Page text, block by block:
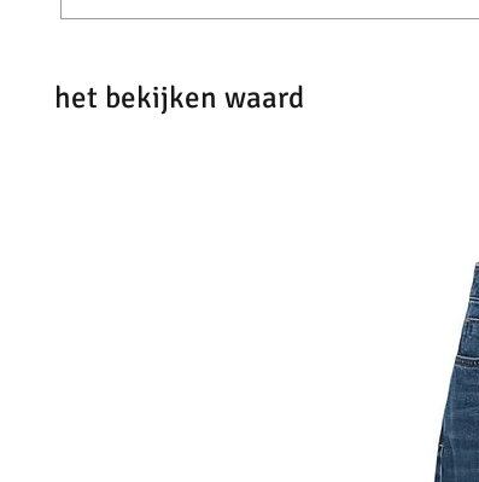
het bekijken waard